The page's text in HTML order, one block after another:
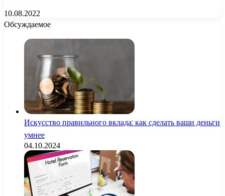
10.08.2022
Обсуждаемое
Искусство правильного вклада: как сделать ваши деньги
умнее
04.10.2024